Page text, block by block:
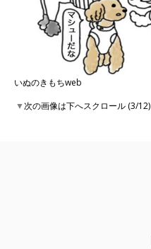
いぬのきもちweb
▼次の画像は下へスクロール (3/12)